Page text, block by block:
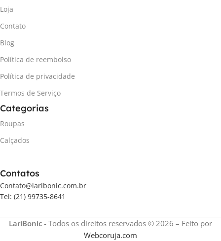
Loja
Contato
Blog
Política de reembolso
Política de privacidade
Termos de Serviço
Categorias
Roupas
Calçados
Contatos
Contato@laribonic.com.br
Tel: (21) 99735-8641
LariBonic - Todos os direitos reservados © 2026 – Feito por
Webcoruja.com